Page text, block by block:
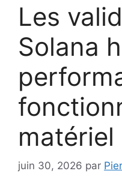
Les
Solana
matériel
juin 30, 2026 par